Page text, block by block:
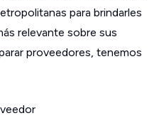
para brindarles
relevante sobre sus
proveedores, tenemos